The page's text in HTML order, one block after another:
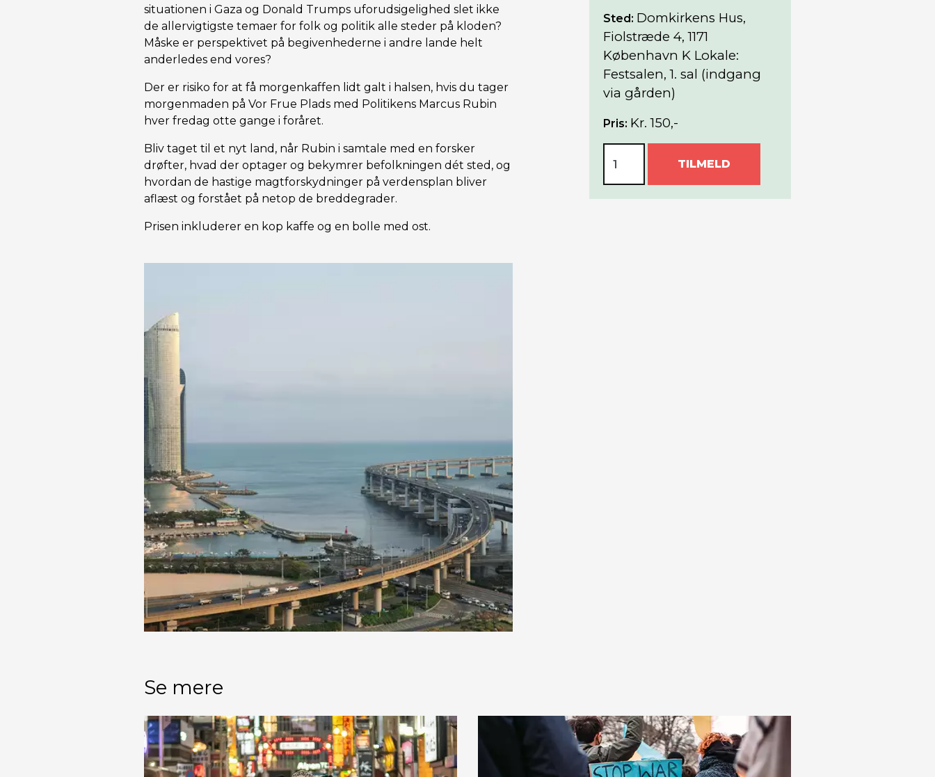
situationen i Gaza og Donald Trumps uforudsigelighed slet ikke
de allervigtigste temaer for folk og politik alle steder på kloden?
Måske er perspektivet på begivenhederne i andre lande helt
anderledes end vores?
Der er risiko for at få morgenkaffen lidt galt i halsen, hvis du tager
morgenmaden på Vor Frue Plads med Politikens Marcus Rubin
hver fredag otte gange i foråret.
Bliv taget til et nyt land, når Rubin i samtale med en forsker
drøfter, hvad der optager og bekymrer befolkningen dét sted, og
hvordan de hastige magtforskydninger på verdensplan bliver
aflæst og forstået på netop de breddegrader.
Prisen inkluderer en kop kaffe og en bolle med ost.
Sted: Domkirkens Hus,
Fiolstræde 4, 1171
København K Lokale:
Festsalen, 1. sal (indgang
via gården)
Pris: Kr. 150,-
TILMELD
Se mere